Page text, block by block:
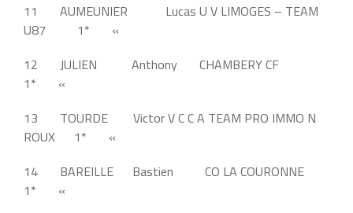
11 AUMEUNIER Lucas U V LIMOGES – TEAM
U87 1* «
12 JULIEN Anthony CHAMBERY CF
1* «
13 TOURDE Victor V C C A TEAM PRO IMMO N
ROUX 1* «
14 BAREILLE Bastien CO LA COURONNE
1* «